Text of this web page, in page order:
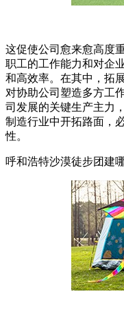
这促使公司愈来愈高度
职工的工作能力和对企
和高效率。在其中，拓
对协助公司塑造多方工
司发展的关键生产主力
制造行业中开拓路面，
性。
呼和浩特沙漠徒步团建